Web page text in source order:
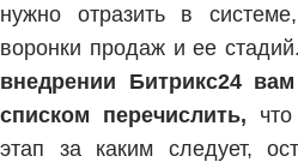
нужно отразить в
воронки продаж и ее
внедрении Битрикс24
списком перечислить,
этап за каким следует,